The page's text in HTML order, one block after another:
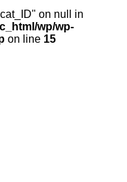
on null in
wp/wp-
on line 15